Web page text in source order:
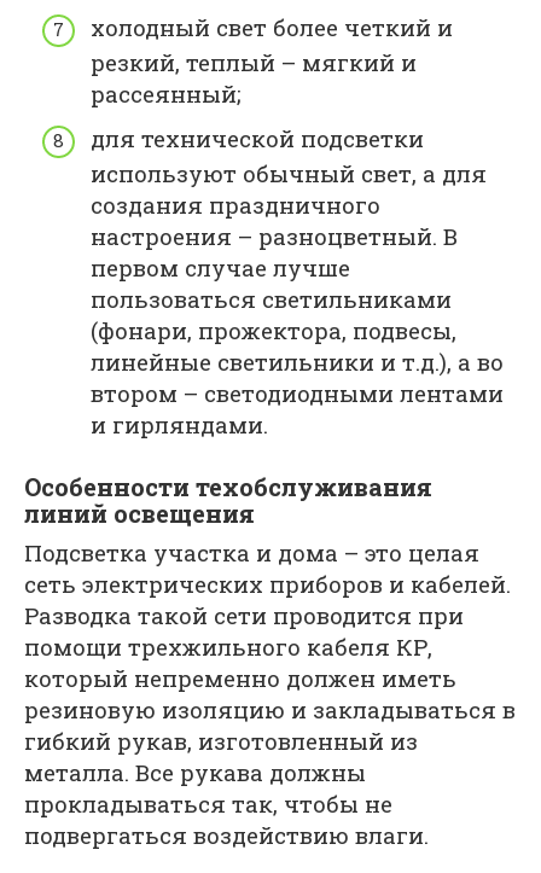
холодный свет более четкий и
резкий, теплый – мягкий и
рассеянный;
для технической подсветки
используют обычный свет, а для
создания праздничного
настроения – разноцветный. В
первом случае лучше
пользоваться светильниками
(фонари, прожектора, подвесы,
линейные светильники и т.д.), а во
втором – светодиодными лентами
и гирляндами.
Особенности техобслуживания
линий освещения
Подсветка участка и дома – это целая
сеть электрических приборов и кабелей.
Разводка такой сети проводится при
помощи трехжильного кабеля КР,
который непременно должен иметь
резиновую изоляцию и закладываться в
гибкий рукав, изготовленный из
металла. Все рукава должны
прокладываться так, чтобы не
подвергаться воздействию влаги.